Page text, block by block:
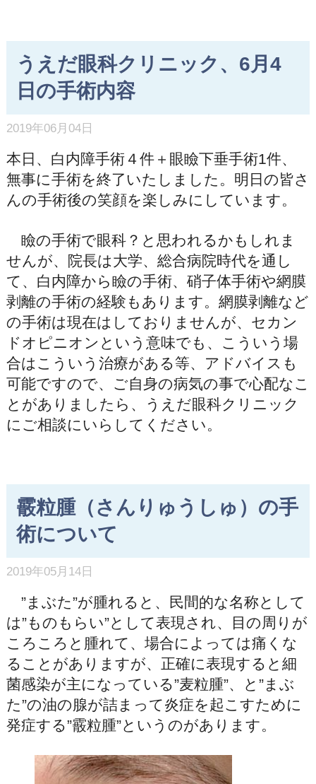
うえだ眼科クリニック、6月4
日の手術内容
2019年06月04日
本日、白内障手術４件＋眼瞼下垂手術1件、
無事に手術を終了いたしました。明日の皆さ
んの手術後の笑顔を楽しみにしています。
瞼の手術で眼科？と思われるかもしれま
せんが、院長は大学、総合病院時代を通し
て、白内障から瞼の手術、硝子体手術や網膜
剥離の手術の経験もあります。網膜剥離など
の手術は現在はしておりませんが、セカン
ドオピニオンという意味でも、こういう場
合はこういう治療がある等、アドバイスも
可能ですので、ご自身の病気の事で心配なこ
とがありましたら、うえだ眼科クリニック
にご相談にいらしてください。
霰粒腫（さんりゅうしゅ）の手
術について
2019年05月14日
”まぶた”が腫れると、民間的な名称として
は”ものもらい”として表現され、目の周りが
ころころと腫れて、場合によっては痛くな
ることがありますが、正確に表現すると細
菌感染が主になっている”麦粒腫”、と”まぶ
た”の油の腺が詰まって炎症を起こすために
発症する”霰粒腫”というのがあります。